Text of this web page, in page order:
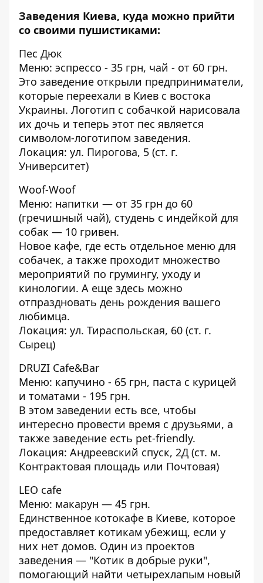
Заведения Киева, куда можно прийти
со своими пушистиками:
Пес Дюк
Меню: эспрессо - 35 грн, чай - от 60 грн.
Это заведение открыли предприниматели,
которые переехали в Киев с востока
Украины. Логотип с собачкой нарисовала
их дочь и теперь этот пес является
символом-логотипом заведения.
Локация: ул. Пирогова, 5 (ст. г.
Университет)
Woof-Woof
Меню: напитки — от 35 грн до 60
(гречишный чай), студень с индейкой для
собак — 10 гривен.
Новое кафе, где есть отдельное меню для
собачек, а также проходит множество
мероприятий по грумингу, уходу и
кинологии. А еще здесь можно
отпраздновать день рождения вашего
любимца.
Локация: ул. Тираспольская, 60 (ст. г.
Сырец)
DRUZI Cafe&Bar
Меню: капучино - 65 грн, паста с курицей
и томатами - 195 грн.
В этом заведении есть все, чтобы
интересно провести время с друзьями, а
также заведение есть pet-friendly.
Локация: Андреевский спуск, 2Д (ст. м.
Контрактовая площадь или Почтовая)
LEO cafe
Меню: макарун — 45 грн.
Единственное котокафе в Киеве, которое
предоставляет котикам убежищ, если у
них нет домов. Один из проектов
заведения — "Котик в добрые руки",
помогающий найти четырехлапым новый